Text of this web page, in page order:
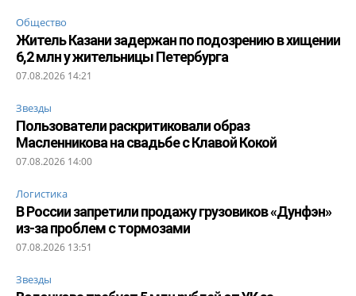
Общество
Житель Казани задержан по подозрению в хищении
6,2 млн у жительницы Петербурга
07.08.2026 14:21
Звезды
Пользователи раскритиковали образ
Масленникова на свадьбе с Клавой Кокой
07.08.2026 14:00
Логистика
В России запретили продажу грузовиков «Дунфэн»
из-за проблем с тормозами
07.08.2026 13:51
Звезды